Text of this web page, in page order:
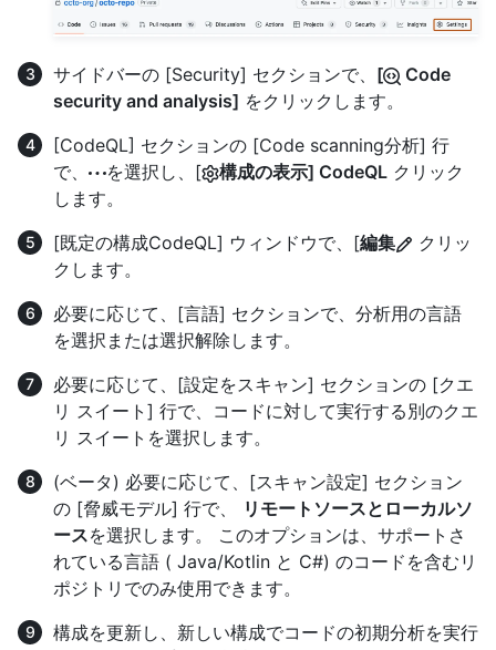
サイドバーの [Security] セクションで、 [
Code
security and analysis] をクリックします。
[CodeQL] セクションの [Code scanning分析] 行
で、
を選択し、[ 構成の表示] CodeQL クリック
します。
[既定の構成CodeQL] ウィンドウで、[編集
クリッ
クします。
必要に応じて、[言語] セクションで、分析用の言語
を選択または選択解除します。
必要に応じて、[設定をスキャン] セクションの [クエ
リ スイート] 行で、コードに対して実行する別のクエ
リ スイートを選択します。
(ベータ) 必要に応じて、[スキャン設定] セクション
の [脅威モデル] 行で、
リモートソースとローカルソ
ースを選択します。 このオプションは、サポートさ
れている言語 ( Java/Kotlin と C#) のコードを含むリ
ポジトリでのみ使用できます。
構成を更新し、新しい構成でコードの初期分析を実行